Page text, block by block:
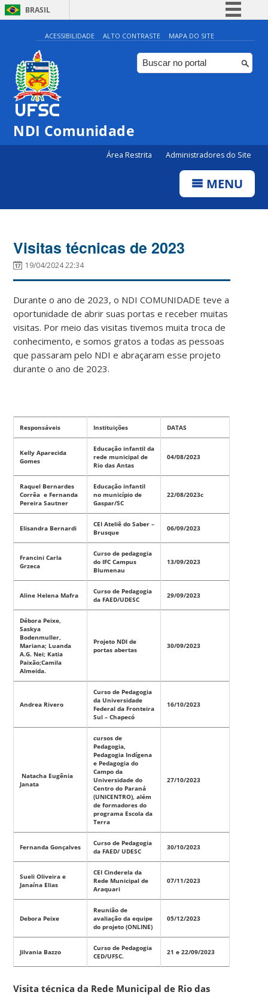
BRASIL
Simplifique!
Comunica BR
Participe
ACESSIBILIDADE ALTO CONTRASTE MAPA DO SITE
NDI Comunidade
Área Restrita Administradores do Site
MENU
Visitas técnicas de 2023
19/04/2024 22:34
Durante o ano de 2023, o NDI COMUNIDADE teve a
oportunidade de abrir suas portas e receber muitas
visitas. Por meio das visitas tivemos muita troca de
conhecimento, e somos gratos a todas as pessoas
que passaram pelo NDI e abraçaram esse projeto
durante o ano de 2023.
Responsáveis Instituições DATAS
Kelly Aparecida
Gomes
Educação infantil da
rede municipal de
Rio das Antas
04/08/2023
Raquel Bernardes
Corrêa e Fernanda
Pereira Sautner
Educação infantil
no município de
Gaspar/SC
22/08/2023c
Elisandra Bernardi
CEI Ateliê do Saber –
Brusque
06/09/2023
Francini Carla
Grzeca
Curso de pedagogia
do IFC Campus
Blumenau
13/09/2023
Aline Helena Mafra
Curso de Pedagogia
da FAED/UDESC
29/09/2023
Débora Peixe,
Saskya
Bodenmuller,
Mariana; Luanda
A.G. Nei; Katia
Paixão;Camila
Almeida.
Projeto NDI de
portas abertas
30/09/2023
Andrea Rivero
Curso de Pedagogia
da Universidade
Federal da Fronteira
Sul – Chapecó
16/10/2023
Natacha Eugênia
Janata
cursos de
Pedagogia,
Pedagogia Indígena
e Pedagogia do
Campo da
Universidade do
Centro do Paraná
(UNICENTRO), além
de formadores do
programa Escola da
Terra
27/10/2023
Fernanda Gonçalves
Curso de Pedagogia
da FAED/ UDESC
30/10/2023
Sueli Oliveira e
Janaína Elias
CEI Cinderela da
Rede Municipal de
Araquari
07/11/2023
Debora Peixe
Reunião de
avaliação da equipe
do projeto (ONLINE)
05/12/2023
Jilvania Bazzo
Curso de Pedagogia
CED/UFSC.
21 e 22/09/2023
Visita técnica da Rede Municipal de Rio das